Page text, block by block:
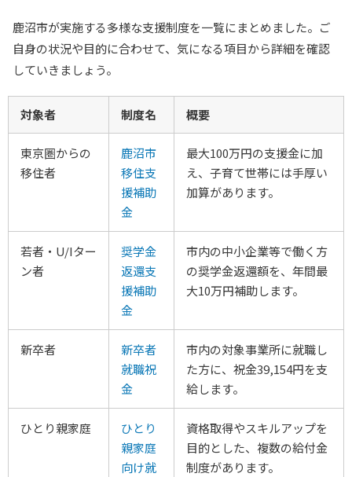
鹿沼市が実施する多様な支援制度を一覧にまとめました。ご
自身の状況や目的に合わせて、気になる項目から詳細を確認
していきましょう。
対象者 制度名 概要
東京圏からの
移住者
鹿沼市
移住支
援補助
金
最大100万円の支援金に加
え、子育て世帯には手厚い
加算があります。
若者・U/Iター
ン者
奨学金
返還支
援補助
金
市内の中小企業等で働く方
の奨学金返還額を、年間最
大10万円補助します。
新卒者
新卒者
就職祝
金
市内の対象事業所に就職し
た方に、祝金39,154円を支
給します。
ひとり親家庭
ひとり
親家庭
向け就
資格取得やスキルアップを
目的とした、複数の給付金
制度があります。